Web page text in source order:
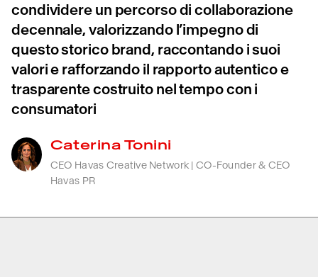
condividere un percorso di collaborazione
decennale, valorizzando l’impegno di
questo storico brand, raccontando i suoi
valori e rafforzando il rapporto autentico e
trasparente costruito nel tempo con i
consumatori
Caterina Tonini
CEO Havas Creative Network | CO-Founder & CEO
Havas PR